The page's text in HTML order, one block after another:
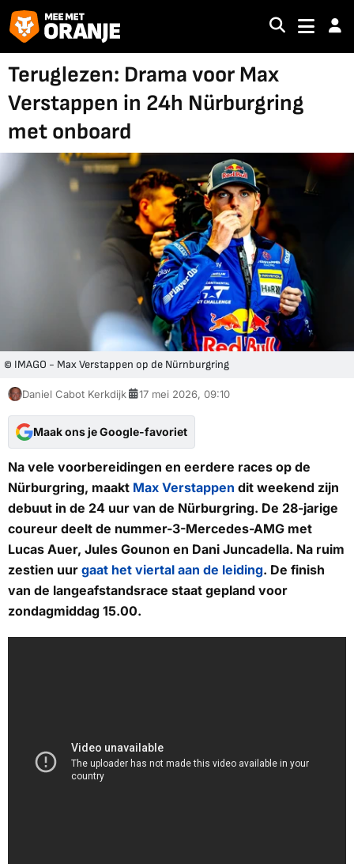
Teruglezen: Drama voor Max
Verstappen in 24h Nürburgring
met onboard
© IMAGO - Max Verstappen op de Nürnburgring
Daniel Cabot Kerkdijk 17 mei 2026, 09:10
Maak ons je Google-favoriet
Na vele voorbereidingen en eerdere races op de
Nürburgring, maakt Max Verstappen dit weekend zijn
debuut in de 24 uur van de Nürburgring. De 28-jarige
coureur deelt de nummer-3-Mercedes-AMG met
Lucas Auer, Jules Gounon en Dani Juncadella. Na ruim
zestien uur gaat het viertal aan de leiding. De finish
van de langeafstandsrace staat gepland voor
zondagmiddag 15.00.